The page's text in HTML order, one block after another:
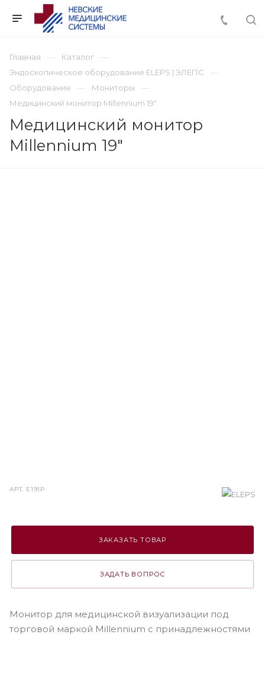
Главная
Каталог
Эндоскопическое оборудование ELEPS | ЭЛЕПС
Оборудование
Мониторы
Медицинский монитор Millennium 19"
Медицинский монитор
Millennium 19"
АРТ. E191P
ЗАКАЗАТЬ ТОВАР
ЗАДАТЬ ВОПРОС
Монитор для медицинской визуализации под
торговой маркой Millennium с принадлежностями